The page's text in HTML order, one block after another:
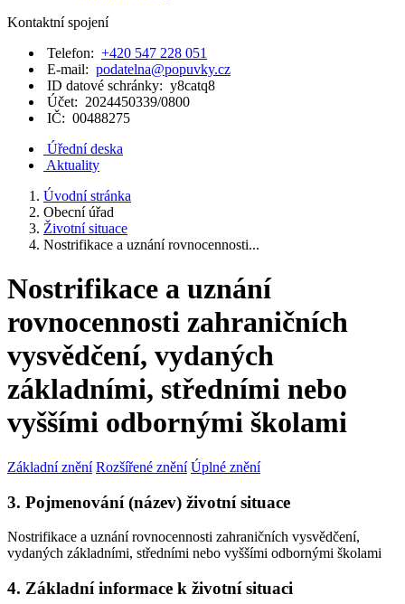
Kontaktní spojení
Telefon: +420 547 228 051
E-mail: podatelna@popuvky.cz
ID datové schránky: y8catq8
Účet: 2024450339/0800
IČ: 00488275
Úřední deska
Aktuality
Úvodní stránka
Obecní úřad
Životní situace
Nostrifikace a uznání rovnocennosti...
Nostrifikace a uznání
rovnocennosti zahraničních
vysvědčení, vydaných
základními, středními nebo
vyššími odbornými školami
Základní znění Rozšířené znění Úplné znění
3. Pojmenování (název) životní situace
Nostrifikace a uznání rovnocennosti zahraničních vysvědčení,
vydaných základními, středními nebo vyššími odbornými školami
4. Základní informace k životní situaci